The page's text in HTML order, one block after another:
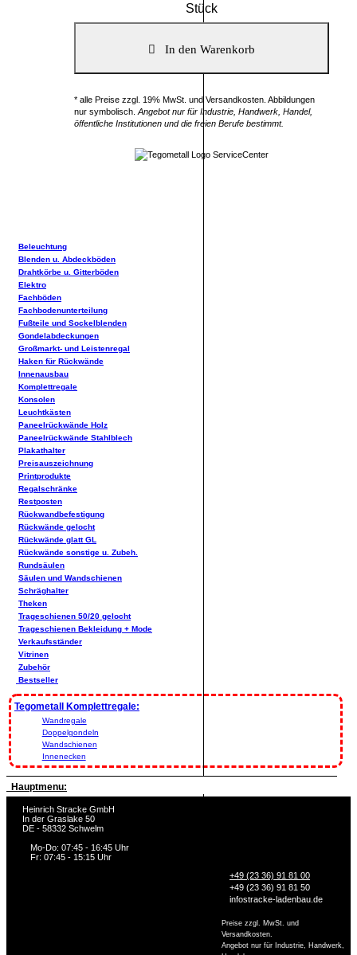
Stück
* alle Preise zzgl. 19% MwSt. und Versandkosten. Abbildungen
nur symbolisch. Angebot nur für Industrie, Handwerk, Handel,
öffentliche Institutionen und die freien Berufe bestimmt.
Beleuchtung
Blenden u. Abdeckböden
Drahtkörbe u. Gitterböden
Elektro
Fachböden
Fachbodenunterteilung
Fußteile und Sockelblenden
Gondelabdeckungen
Großmarkt- und Leistenregal
Haken für Rückwände
Innenausbau
Komplettregale
Konsolen
Leuchtkästen
Paneelrückwände Holz
Paneelrückwände Stahlblech
Plakathalter
Preisauszeichnung
Printprodukte
Regalschränke
Restposten
Rückwandbefestigung
Rückwände gelocht
Rückwände glatt GL
Rückwände sonstige u. Zubeh.
Rundsäulen
Säulen und Wandschienen
Schräghalter
Theken
Trageschienen 50/20 gelocht
Trageschienen Bekleidung + Mode
Verkaufsständer
Vitrinen
Zubehör
Bestseller
Tegometall Komplettregale:
Wandregale
Doppelgondeln
Wandschienen
Innenecken
Hauptmenu:
Heinrich Stracke GmbH
In der Graslake 50
DE - 58332 Schwelm
Mo-Do: 07:45 - 16:45 Uhr
Fr: 07:45 - 15:15 Uhr
+49 (23 36) 91 81 00
+49 (23 36) 91 81 50
infostracke-ladenbau.de
Preise zzgl. MwSt. und
Versandkosten.
Angebot nur für Industrie, Handwerk,